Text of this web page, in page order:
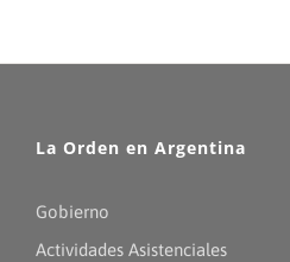
La Orden en Argentina
Gobierno
Actividades Asistenciales